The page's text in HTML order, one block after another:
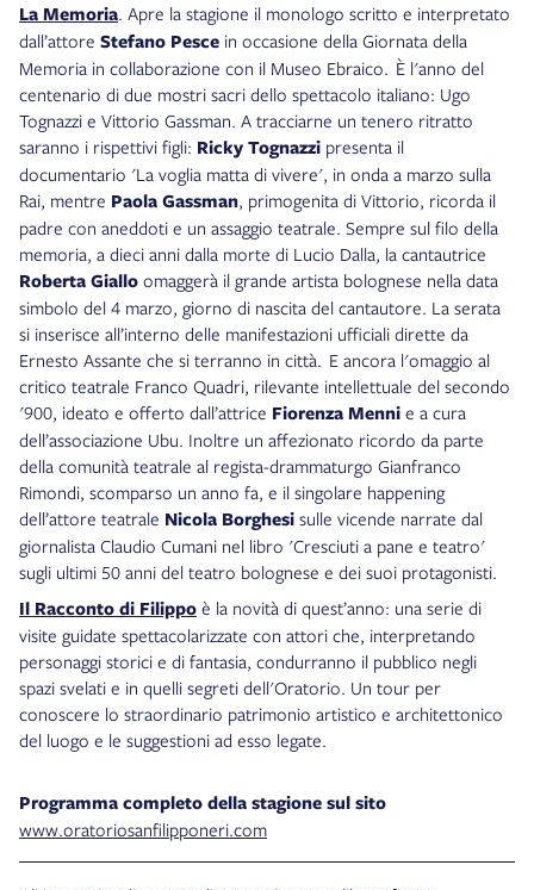
La Memoria. Apre la stagione il monologo scritto e interpretato
dall’attore Stefano Pesce in occasione della Giornata della
Memoria in collaborazione con il Museo Ebraico. È l'anno del
centenario di due mostri sacri dello spettacolo italiano: Ugo
Tognazzi e Vittorio Gassman. A tracciarne un tenero ritratto
saranno i rispettivi figli: Ricky Tognazzi presenta il
documentario 'La voglia matta di vivere', in onda a marzo sulla
Rai, mentre Paola Gassman, primogenita di Vittorio, ricorda il
padre con aneddoti e un assaggio teatrale. Sempre sul filo della
memoria, a dieci anni dalla morte di Lucio Dalla, la cantautrice
Roberta Giallo omaggerà il grande artista bolognese nella data
simbolo del 4 marzo, giorno di nascita del cantautore. La serata
si inserisce all’interno delle manifestazioni ufficiali dirette da
Ernesto Assante che si terranno in città. E ancora l'omaggio al
critico teatrale Franco Quadri, rilevante intellettuale del secondo
'900, ideato e offerto dall’attrice Fiorenza Menni e a cura
dell’associazione Ubu. Inoltre un affezionato ricordo da parte
della comunità teatrale al regista-drammaturgo Gianfranco
Rimondi, scomparso un anno fa, e il singolare happening
dell’attore teatrale Nicola Borghesi sulle vicende narrate dal
giornalista Claudio Cumani nel libro 'Cresciuti a pane e teatro'
sugli ultimi 50 anni del teatro bolognese e dei suoi protagonisti.
Il Racconto di Filippo è la novità di quest’anno: una serie di
visite guidate spettacolarizzate con attori che, interpretando
personaggi storici e di fantasia, condurranno il pubblico negli
spazi svelati e in quelli segreti dell'Oratorio. Un tour per
conoscere lo straordinario patrimonio artistico e architettonico
del luogo e le suggestioni ad esso legate.
Programma completo della stagione sul sito
www.oratoriosanfilipponeri.com